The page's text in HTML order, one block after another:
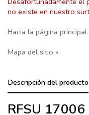
no existe en nuestro
Hacia la página
Mapa del sitio »
Descripción del producto
RFSU